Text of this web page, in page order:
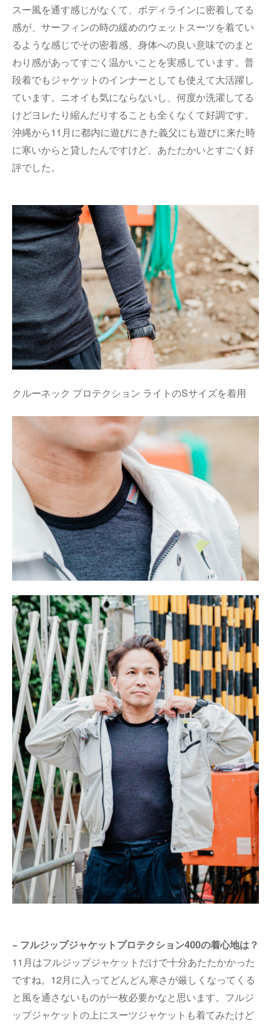
スー風を通す感じがなくて、ボディラインに密着してる
感が、サーフィンの時の緩めのウェットスーツを着てい
るような感じでその密着感、身体への良い意味でのまと
わり感があってすごく温かいことを実感しています。普
段着でもジャケットのインナーとしても使えて大活躍し
ています。ニオイも気にならないし、何度か洗濯してる
けどヨレたり縮んだりすることも全くなくて好調です。
沖縄から11月に都内に遊びにきた義父にも遊びに来た時
に寒いからと貸したんですけど、あたたかいとすごく好
評でした。
クルーネック プロテクション ライトのSサイズを着用
− フルジップジャケットプロテクション400の着心地は？
11月はフルジップジャケットだけで十分あたたかかった
ですね。12月に入ってどんどん寒さが厳しくなってくる
と風を通さないものが一枚必要かなと思います。フルジ
ップジャケットの上にスーツジャケットも着てみたけど